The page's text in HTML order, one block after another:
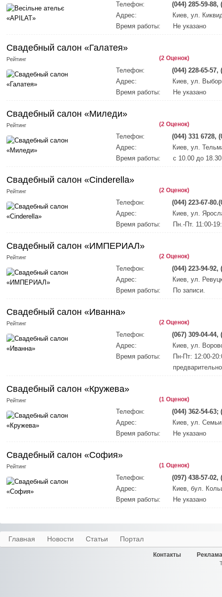
Телефон:
(044) 285-59-88,
Адрес:
Киев, ул.
Время работы:
Не указано
Свадебный салон «Галатея»
Рейтинг (2 Оценок)
Телефон:
(044) 228-65-57,
Адрес:
Киев, ул.
Время работы:
Не указано
Свадебный салон «Миледи»
Рейтинг (2 Оценок)
Телефон:
(044) 331 6728,
Адрес:
Киев, ул.
Время работы:
с 10.00 до 18.30
Свадебный салон «Cinderella»
Рейтинг (2 Оценок)
Телефон:
(044) 223-67-
Адрес:
Киев, ул.
Время работы:
Пн.-Пт. 11:00-
Свадебный салон «ИМПЕРИАЛ»
Рейтинг (2 Оценок)
Телефон:
(044) 223-94-92,
Адрес:
Киев, ул.
Время работы:
По записи.
Свадебный салон «Иванна»
Рейтинг (2 Оценок)
Телефон:
(067) 309-04-44,
Адрес:
Киев, ул.
Время работы:
Пн-Пт: 12:00-
Свадебный салон «Кружева»
Рейтинг (1 Оценок)
Телефон:
(044) 362-54-63;
Адрес:
Киев, ул.
Время работы:
Не указано
Свадебный салон «София»
Рейтинг (1 Оценок)
Телефон:
(097) 438-57-02,
Адрес:
Киев, бул.
Время работы:
Не указано
Главная Новости Статьи Портал
Контакты